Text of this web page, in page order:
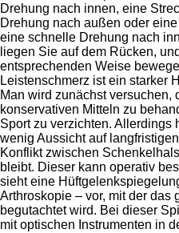
Drehung nach innen, eine
Drehung nach außen oder
eine schnelle Drehung nach
liegen Sie auf dem Rücken,
entsprechenden Weise
Leistenschmerz ist ein starker
Man wird zunächst versuchen,
konservativen Mitteln zu
Sport zu verzichten. Allerdings
wenig Aussicht auf
Konflikt zwischen
bleibt. Dieser kann operativ
sieht eine
Arthroskopie – vor, mit der das
begutachtet wird. Bei dieser
mit optischen Instrumenten in